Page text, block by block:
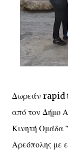
Δωρεάν rapid
από τον Δήμο
Κινητή Ομάδα
Αρεόπολης με